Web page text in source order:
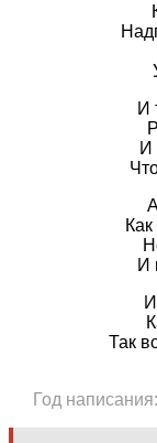
И
И
И
Так
Год